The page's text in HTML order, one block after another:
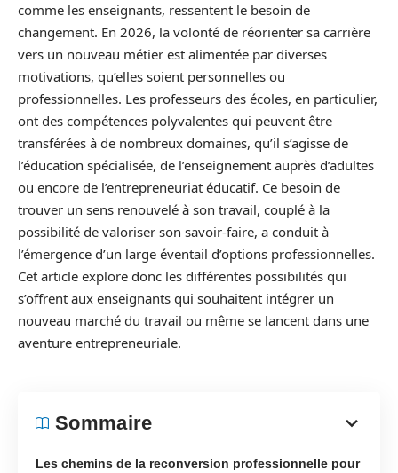
comme les enseignants, ressentent le besoin de
changement. En 2026, la volonté de réorienter sa carrière
vers un nouveau métier est alimentée par diverses
motivations, qu’elles soient personnelles ou
professionnelles. Les professeurs des écoles, en particulier,
ont des compétences polyvalentes qui peuvent être
transférées à de nombreux domaines, qu’il s’agisse de
l’éducation spécialisée, de l’enseignement auprès d’adultes
ou encore de l’entrepreneuriat éducatif. Ce besoin de
trouver un sens renouvelé à son travail, couplé à la
possibilité de valoriser son savoir-faire, a conduit à
l’émergence d’un large éventail d’options professionnelles.
Cet article explore donc les différentes possibilités qui
s’offrent aux enseignants qui souhaitent intégrer un
nouveau marché du travail ou même se lancent dans une
aventure entrepreneuriale.
Sommaire
Les chemins de la reconversion professionnelle pour